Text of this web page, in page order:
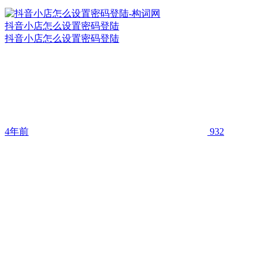
抖音小店怎么设置密码登陆
抖音小店怎么设置密码登陆
4年前 932